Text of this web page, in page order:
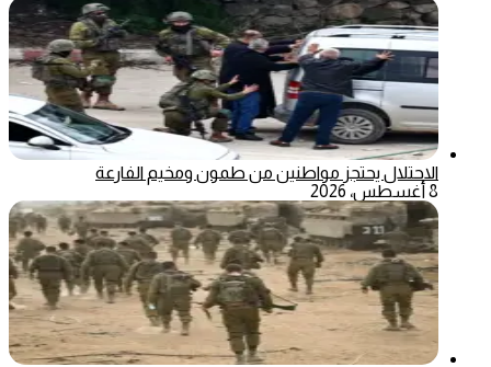
الاحتلال يحتجز مواطنين من طمون ومخيم الفارعة
8 أغسطس، 2026